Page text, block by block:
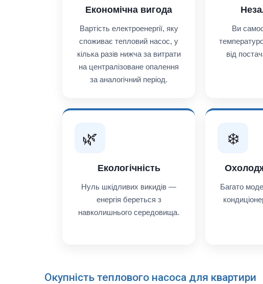
Економічна вигода
Вартість електроенергії, яку
споживає тепловий насос, у
кілька разів нижча за витрати
на централізоване опалення
за аналогічний період.
Ви
від
🌿
Екологічність
Нуль шкідливих викидів —
енергія береться з
навколишнього середовища.
❄️
Багато
Окупність теплового насоса для квартири